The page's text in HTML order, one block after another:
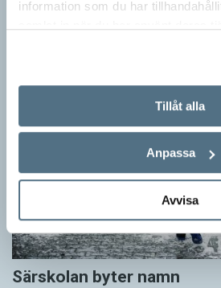
information som du har
Tillåt alla
Anpassa
Avvisa
Särskolan byter namn